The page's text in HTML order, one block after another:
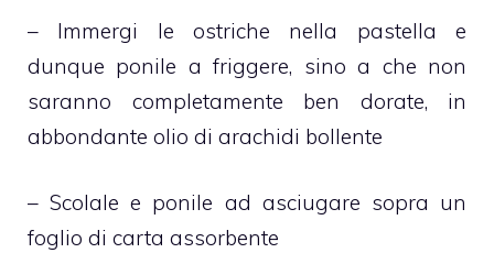
– Immergi le ostriche nella pastella e
dunque ponile a friggere, sino a che non
saranno completamente ben dorate, in
abbondante olio di arachidi bollente
– Scolale e ponile ad asciugare sopra un
foglio di carta assorbente